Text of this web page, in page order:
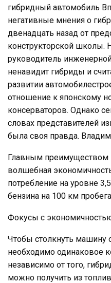
гибридный автомобиль
негативные мнения о
двенадцать назад от
конструкторской школы.
руководитель
ненавидит гибриды и
развитии
отношение к японскому
консерваторов. Однако
словах представителей
была своя правда.
Главным преимуществом
волшебная
потребление на уровне
бензина на 100 км
Фокусы с
Чтобы столкнуть машину
необходимо одинаковое
независимо от того,
можно получить из